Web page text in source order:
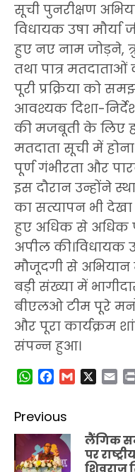
सूची पुनरीक्षण
विधायक उषा
हुए नए नाम जोड़ने,
तथा पात्र
पूरी प्रक्रिया को
आवश्यक दिशा-
की मजबूती के लिए
मतदाता सूची में
पूर्ण गंभीरता और
इस दौरान उन्होंने
का सत्यापन भी
हुए अधिक से अधिक
अपील की।विधायक
मौजूदगी से अभियान
बड़ी संख्या में
बीएलओ टीम पूरे
और पूरा कार्यक्रम
संपन्न हुआ।
WhatsApp
Facebook
Gmail
X
Post
navigation
Previous
लैंगिक
पर
शिवराज